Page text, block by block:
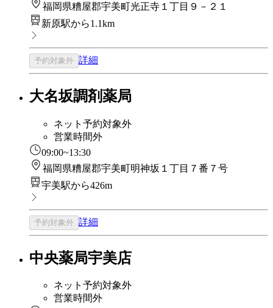
福岡県糟屋郡宇美町光正寺１丁目９－２１
新原駅から1.1km
予約対象外 詳細
大名坂調剤薬局
ネット予約対象外
営業時間外
09:00~13:30
福岡県糟屋郡宇美町明神坂１丁目７番７号
宇美駅から426m
予約対象外 詳細
中央薬局宇美店
ネット予約対象外
営業時間外